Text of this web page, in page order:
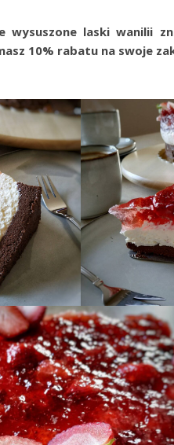
wysuszone laski wanilii
10% rabatu na swoje